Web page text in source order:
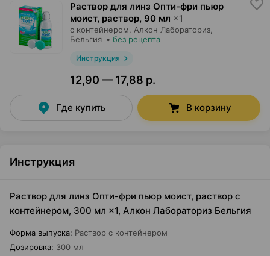
Раствор для линз Опти-фри пьюр
моист, раствор, 90 мл ×1
с контейнером, Алкон Лабораториз
Бельгия • без рецепта
Инструкция
12,90 — 17,88 р.
Где купить В корзину
Инструкция
Раствор для линз Опти-фри пьюр моист, раствор с
контейнером, 300 мл ×1, Алкон Лабораториз Бельгия
Форма выпуска: Раствор с контейнером
Дозировка: 300 мл